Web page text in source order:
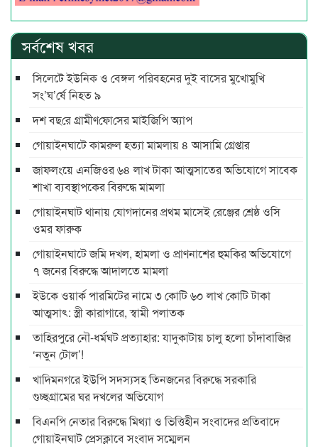
সর্বশেষ খবর
সিলেটে ইউনিক ও বেঙ্গল পরিবহনের দুই বাসের মুখোমুখি
সং’ঘ’র্ষে নিহত ৯
দশ বছ‌রে গ্রামীণ‌ফো‌সের মাইজিপি অ্যাপ
গোয়াইনঘাটে কামরুল হত্যা মামলায় ৪ আসামি গ্রেপ্তার
জাফলংয়ে এনজিওর ৬৪ লাখ টাকা আত্মসাতের অভিযোগে সাবেক
শাখা ব্যবস্থাপকের বিরুদ্ধে মামলা
গোয়াইনঘাট থানায় যোগদানের প্রথম মাসেই রেঞ্জের শ্রেষ্ঠ ওসি
ওমর ফারুক
গোয়াইনঘাটে জমি দখল, হামলা ও প্রাণনাশের হুমকির অভিযোগে
৭ জনের বিরুদ্ধে আদালতে মামলা
ইউকে ওয়ার্ক পারমিটের নামে ৩ কোটি ৬০ লাখ কোটি টাকা
আত্মসাৎ: স্ত্রী কারাগারে, স্বামী পলাতক
তাহিরপুরে নৌ-ধর্মঘট প্রত্যাহার: যাদুকাটায় চালু হলো চাঁদাবাজির
‘নতুন টোল’!
খাদিমনগরে ইউপি সদস্যসহ তিনজনের বিরুদ্ধে সরকারি
গুচ্ছগ্রামের ঘর দখলের অভিযোগ
বিএনপি নেতার বিরুদ্ধে মিথ্যা ও ভিত্তিহীন সংবাদের প্রতিবাদে
গোয়াইনঘাট প্রেসক্লাবে সংবাদ সম্মেলন